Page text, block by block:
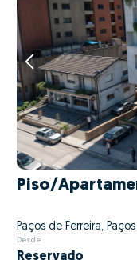
Piso/
Paços de Ferreira,
Desde
Reservado